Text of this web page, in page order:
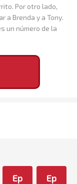
Por otro lado,
a Brenda y a Tony.
un número de la
Ep Ep